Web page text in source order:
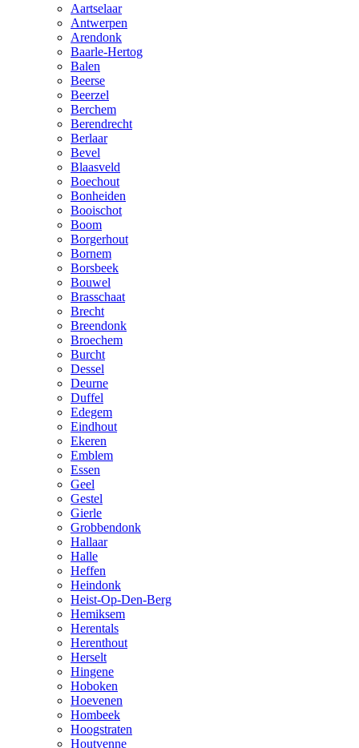
Aartselaar
Antwerpen
Arendonk
Baarle-Hertog
Balen
Beerse
Beerzel
Berchem
Berendrecht
Berlaar
Bevel
Blaasveld
Boechout
Bonheiden
Booischot
Boom
Borgerhout
Bornem
Borsbeek
Bouwel
Brasschaat
Brecht
Breendonk
Broechem
Burcht
Dessel
Deurne
Duffel
Edegem
Eindhout
Ekeren
Emblem
Essen
Geel
Gestel
Gierle
Grobbendonk
Hallaar
Halle
Heffen
Heindonk
Heist-Op-Den-Berg
Hemiksem
Herentals
Herenthout
Herselt
Hingene
Hoboken
Hoevenen
Hombeek
Hoogstraten
Houtvenne